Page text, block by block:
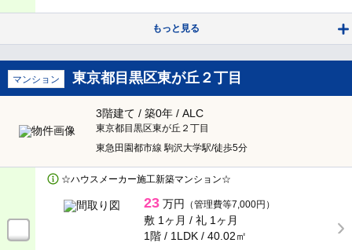
もっと見る
マンション 東京都目黒区東が丘２丁目
3階建て / 築0年 / ALC
東京都目黒区東が丘２丁目
東急田園都市線 駒沢大学駅/徒歩5分
☆ハウスメーカー施工新築マンション☆
23 万円 （管理費等7,000円）
敷 1ヶ月 / 礼 1ヶ月
1階 / 1LDK / 40.02㎡
家賃カード決済可